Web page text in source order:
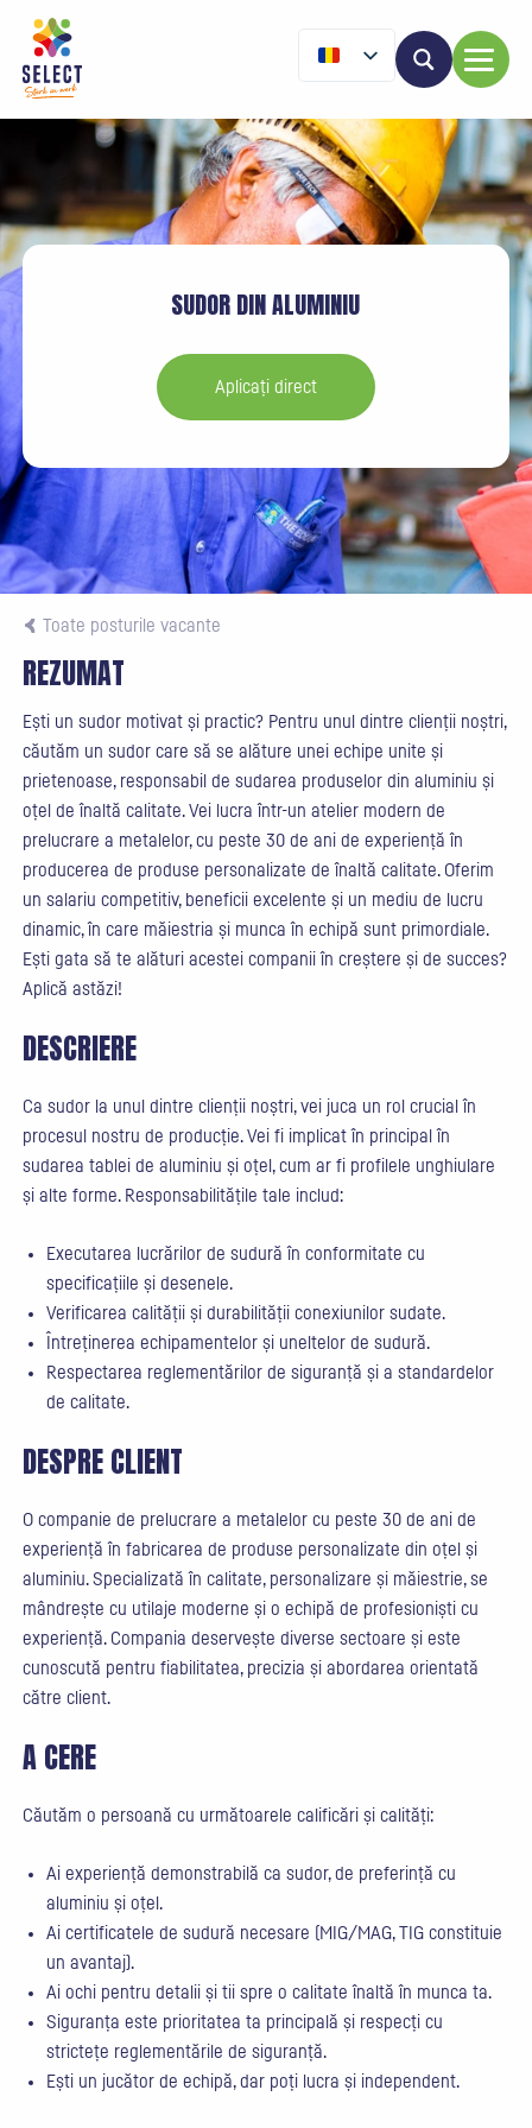
SUDOR DIN ALUMINIU
Aplicați direct
Toate posturile vacante
REZUMAT
Ești un sudor motivat și practic? Pentru unul dintre clienții noștri,
căutăm un sudor care să se alăture unei echipe unite și
prietenoase, responsabil de sudarea produselor din aluminiu și
oțel de înaltă calitate. Vei lucra într-un atelier modern de
prelucrare a metalelor, cu peste 30 de ani de experiență în
producerea de produse personalizate de înaltă calitate. Oferim
un salariu competitiv, beneficii excelente și un mediu de lucru
dinamic, în care măiestria și munca în echipă sunt primordiale.
Ești gata să te alături acestei companii în creștere și de succes?
Aplică astăzi!
DESCRIERE
Ca sudor la unul dintre clienții noștri, vei juca un rol crucial în
procesul nostru de producție. Vei fi implicat în principal în
sudarea tablei de aluminiu și oțel, cum ar fi profilele unghiulare
și alte forme. Responsabilitățile tale includ:
Executarea lucrărilor de sudură în conformitate cu
specificațiile și desenele.
Verificarea calității și durabilității conexiunilor sudate.
Întreținerea echipamentelor și uneltelor de sudură.
Respectarea reglementărilor de siguranță și a standardelor
de calitate.
DESPRE CLIENT
O companie de prelucrare a metalelor cu peste 30 de ani de
experiență în fabricarea de produse personalizate din oțel și
aluminiu. Specializată în calitate, personalizare și măiestrie, se
mândrește cu utilaje moderne și o echipă de profesioniști cu
experiență. Compania deservește diverse sectoare și este
cunoscută pentru fiabilitatea, precizia și abordarea orientată
către client.
A CERE
Căutăm o persoană cu următoarele calificări și calități:
Ai experiență demonstrabilă ca sudor, de preferință cu
aluminiu și oțel.
Ai certificatele de sudură necesare (MIG/MAG, TIG constituie
un avantaj).
Ai ochi pentru detalii și tii spre o calitate înaltă în munca ta.
Siguranța este prioritatea ta principală și respecți cu
strictețe reglementările de siguranță.
Ești un jucător de echipă, dar poți lucra și independent.